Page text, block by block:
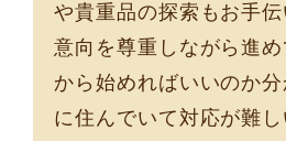
や貴重品の探索もお手伝
意向を尊重しながら進め
から始めればいいのか分
に住んでいて対応が難し